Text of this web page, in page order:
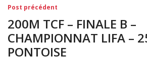
Navigation
de
l’article
Post précédent
200M TCF – FINALE B –
CHAMPIONNAT LIFA –
PONTOISE